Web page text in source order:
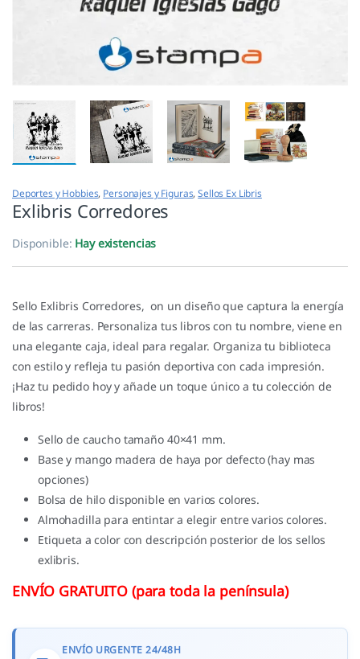
Deportes y Hobbies, Personajes y Figuras,Sellos Ex Libris
Exlibris Corredores
Disponible: Hay existencias
Sello Exlibris Corredores, on un diseño que captura la energía
de las carreras. Personaliza tus libros con tu nombre, viene en
una elegante caja, ideal para regalar. Organiza tu biblioteca
con estilo y refleja tu pasión deportiva con cada impresión.
¡Haz tu pedido hoy y añade un toque único a tu colección de
libros!
Sello de caucho tamaño 40×41 mm.
Base y mango madera de haya por defecto (hay mas
opciones)
Bolsa de hilo disponible en varios colores.
Almohadilla para entintar a elegir entre varios colores.
Etiqueta a color con descripción posterior de los sellos
exlibris.
ENVÍO GRATUITO (para toda la península)
ENVÍO URGENTE 24/48H